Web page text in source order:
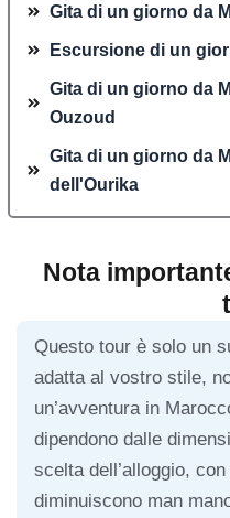
Gita di un giorno da
Escursione di un
Gita di un giorno da
Ouzoud
Gita di un giorno da
dell'Ourika
Nota
Questo tour è solo un
adatta al vostro stile,
un’avventura in
dipendono dalle
scelta dell’alloggio,
diminuiscono man